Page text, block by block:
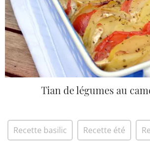
Tian de légumes au
Recette basilic Recette été